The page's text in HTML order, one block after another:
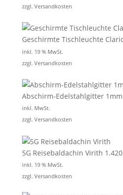
zzgl. Versandkosten
Geschirmte Tischleuchte
inkl. 19 % MwSt.
zzgl. Versandkosten
Abschirm-Edelstahlgitter
inkl. MwSt.
zzgl. Versandkosten
5G Reisebaldachin Virith
inkl. 19 % MwSt.
zzgl. Versandkosten